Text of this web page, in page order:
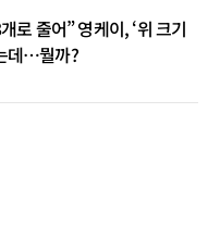
로 줄어” 영케이, ‘위 크기
데…뭘까?